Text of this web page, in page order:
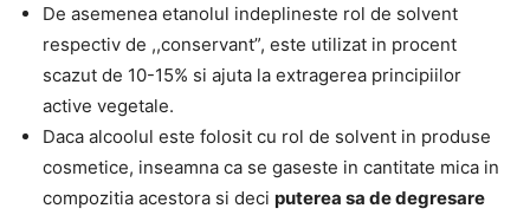
De asemenea etanolul indeplineste rol de solvent
respectiv de ,,conservant”, este utilizat in procent
scazut de 10-15% si ajuta la extragerea principiilor
active vegetale.
Daca alcoolul este folosit cu rol de solvent in produse
cosmetice, inseamna ca se gaseste in cantitate mica in
compozitia acestora si deci puterea sa de degresare